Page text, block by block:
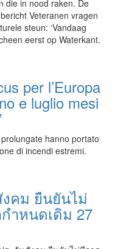
die in nood raken. De
Veteranen vragen
steun: ‘Vandaag
eerst op Waterkant.
per l’Europa
e luglio mesi
hanno portato
di incendi estremi.
คม ยืนยันไม่
ำหนดเดิม 27